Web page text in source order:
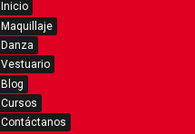
Inicio
Maquillaje
Danza
Vestuario
Blog
Cursos
Contáctanos